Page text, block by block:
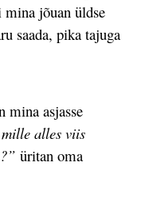
jõuan üldse
saada, pika tajuga
mina asjasse
alles viis
üritan oma